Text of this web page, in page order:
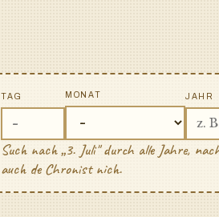
TAG MONAT JAHR
Such nach „3. Juli" durch alle Jahre,
auch de Chronist nich.